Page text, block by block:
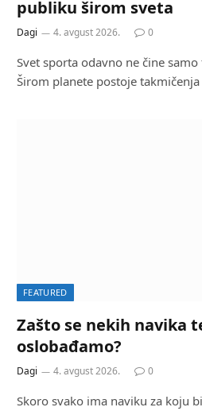
publiku širom sveta
Dagi 4. avgust 2026. 0
Svet sporta odavno ne čine
Širom planete postoje
FEATURED
Zašto se nekih navika
oslobađamo?
Dagi 4. avgust 2026. 0
Skoro svako ima naviku za koju